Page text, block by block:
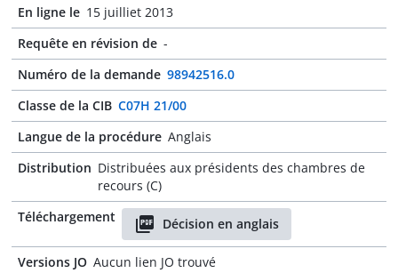
En ligne le 15 juilliet 2013
Requête en révision de -
Numéro de la demande 98942516.0
Classe de la CIB C07H 21/00
Langue de la procédure Anglais
Distribution Distribuées aux présidents des chambres de
recours (C)
Téléchargement
Décision en anglais
Versions JO Aucun lien JO trouvé